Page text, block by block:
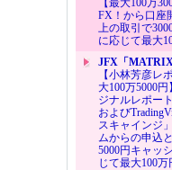
【最大100万
FX！から口座
上の取引で
に応じて最大
JFX「
【小林芳彦レ
大100万5000
ジナルレポー
および
スキャインジ
ムからの申込
5000円キャッ
じて最大100万